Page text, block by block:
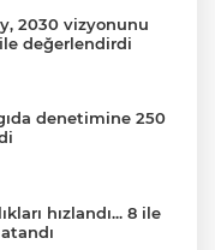
2030 vizyonunu
değerlendirdi
denetimine 250
hızlandı... 8 ile